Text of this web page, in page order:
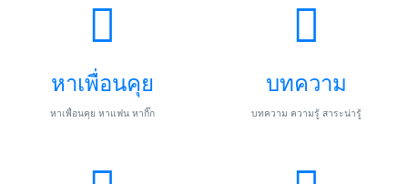
หาเพื่อนคุย
หาเพื่อนคุย หาแฟน หากิ๊ก
บทความ
บทความ ความรู้ สาระน่ารู้